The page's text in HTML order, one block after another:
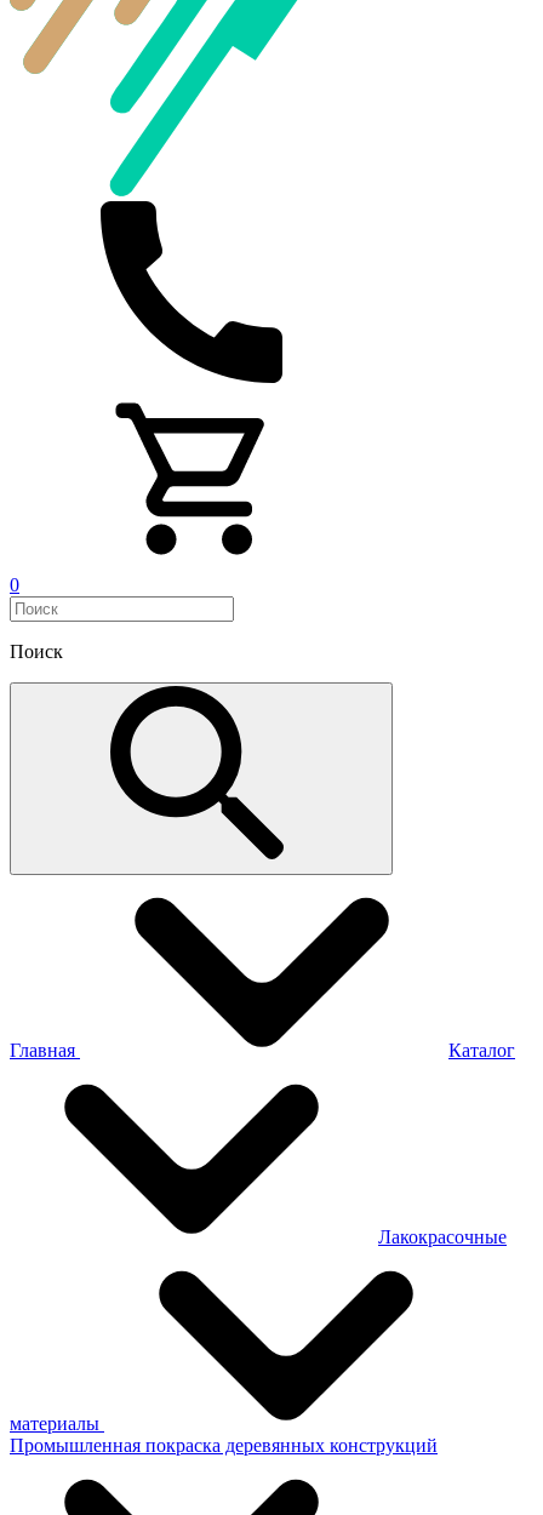
0
Поиск
Главная Каталог
Лакокрасочные
материалы
Промышленная покраска деревянных конструкций